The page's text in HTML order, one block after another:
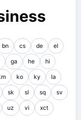
bn cs de el
ga he hi
ko ky la
sk sl sq sv
uz vi xct